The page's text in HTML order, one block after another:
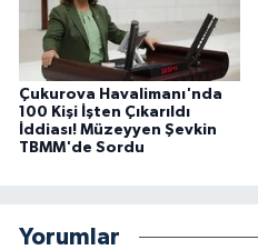
Çukurova Havalimanı'nda
100 Kişi İşten Çıkarıldı
İddiası! Müzeyyen Şevkin
TBMM'de Sordu
Yorumlar